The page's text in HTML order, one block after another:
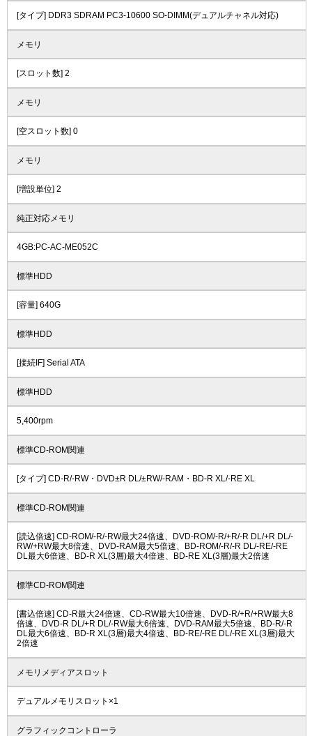
[タイプ] DDR3 SDRAM PC3-10600 SO-DIMM(デュアルチャネル対応)
メモリ
[スロット数] 2
メモリ
[空スロット数] 0
メモリ
[増設単位] 2
純正対応メモリ
4GB:PC-AC-ME052C
標準HDD
[容量] 640G
標準HDD
[接続IF] Serial ATA
標準HDD
5,400rpm
標準CD-ROM関連
[タイプ] CD-R/-RW・DVD±R DL/±RW/-RAM・BD-R XL/-RE XL
標準CD-ROM関連
[読込倍速] CD-ROM/-R/-RW最大24倍速、DVD-ROM/-R/+R/-R DL/+R DL/-
RW/+RW最大8倍速、DVD-RAM最大5倍速、BD-ROM/-R/-R DL/-RE/-RE
DL最大6倍速、BD-R XL(3層)最大4倍速、BD-RE XL(3層)最大2倍速
標準CD-ROM関連
[書込倍速] CD-R最大24倍速、CD-RW最大10倍速、DVD-R/+R/+RW最大8
倍速、DVD-R DL/+R DL/-RW最大6倍速、DVD-RAM最大5倍速、BD-R/-R
DL最大6倍速、BD-R XL(3層)最大4倍速、BD-RE/-RE DL/-RE XL(3層)最大
2倍速
メモリメディアスロット
デュアルメモリスロット×1
グラフィックコントローラ